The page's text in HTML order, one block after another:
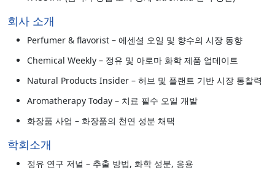
회사 소개
Perfumer & flavorist – 에센셜 오일 및 향수의 시장 동향
Chemical Weekly – 정유 및 아로마 화학 제품 업데이트
Natural Products Insider – 허브 및 플랜트 기반 시장 통찰력
Aromatherapy Today – 치료 필수 오일 개발
화장품 사업 – 화장품의 천연 성분 채택
학회소개
정유 연구 저널 – 추출 방법, 화학 성분, 응용